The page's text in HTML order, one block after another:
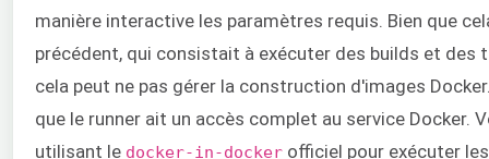
manière interactive les paramètres requis. Bien que
précédent, qui consistait à exécuter des builds et des
cela peut ne pas gérer la construction d'images
que le runner ait un accès complet au service
utilisant le docker-in-docker officiel pour exécuter